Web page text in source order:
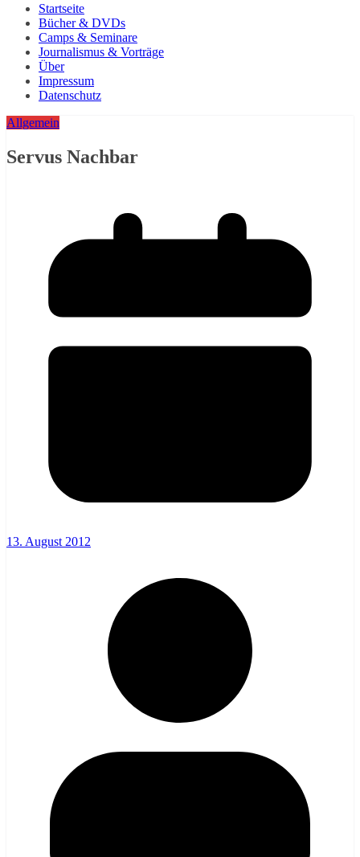
Startseite
Bücher & DVDs
Camps & Seminare
Journalismus & Vorträge
Über
Impressum
Datenschutz
Allgemein
Servus Nachbar
13. August 2012